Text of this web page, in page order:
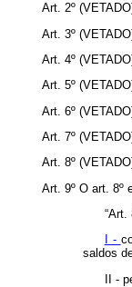
Art. 2º
Art. 3º
Art. 4º
Art. 5º
Art. 6º
Art. 7º
Art. 8º
Art. 9º O art. 8º
I -
saldos
II -